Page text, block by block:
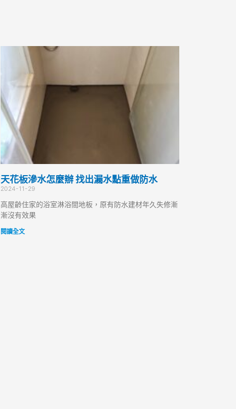
天花板滲水怎麼辦 找出漏水點重做防水
2024-11-29
高屋齡住家的浴室淋浴間地板，原有防水建材年久失修漸
漸沒有效果
閱讀全文